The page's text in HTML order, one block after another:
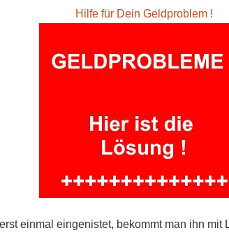
Hilfe für Dein Geldproblem !
einmal eingenistet, bekommt man ihn